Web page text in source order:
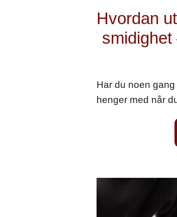
Hvordan
Har du noen
henger med når